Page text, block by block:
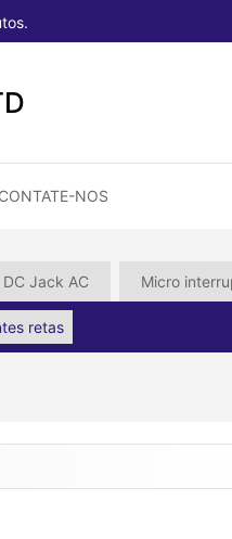
CONTATE-NOS
Jack AC Micro
retas